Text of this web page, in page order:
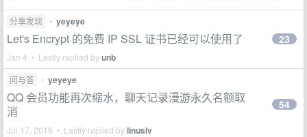
分享发现 • yeyeye
Let's Encrypt 的免费 IP SSL 证书已经可以使用了
Jan 4 • Lastly replied byunb
23
问与答 • yeyeye
QQ 会员功能再次缩水，聊天记录漫游永久名额取
消
Jul 17, 2016 • Lastly replied bylinuslv
54